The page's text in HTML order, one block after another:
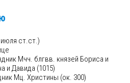
июля ст.ст.)
Мчч. блгвв. князей Бориса и
и Давида (1015)
Мц. Христины (ок. 300)